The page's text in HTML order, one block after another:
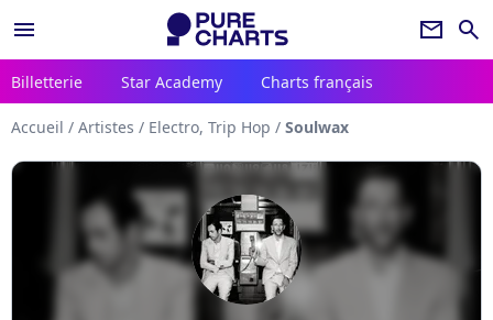
menu newsletter search
Billetterie Star Academy Charts français
Accueil / Artistes / Electro, Trip Hop / Soulwax